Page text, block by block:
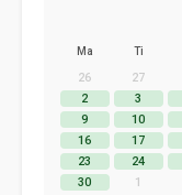
Ma Ti
26 27
2
3
9
10
16
17
23
24
30
1